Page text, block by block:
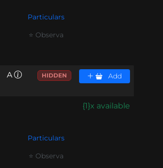
Particulars
⭐ Observa
A HIDDEN Add
{1}x available
Particulars
⭐ Observa